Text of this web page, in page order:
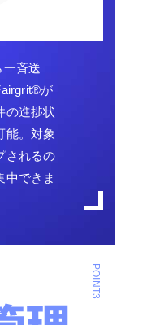
一斉送
®が
の進捗状
能。対象
されるの
中できま